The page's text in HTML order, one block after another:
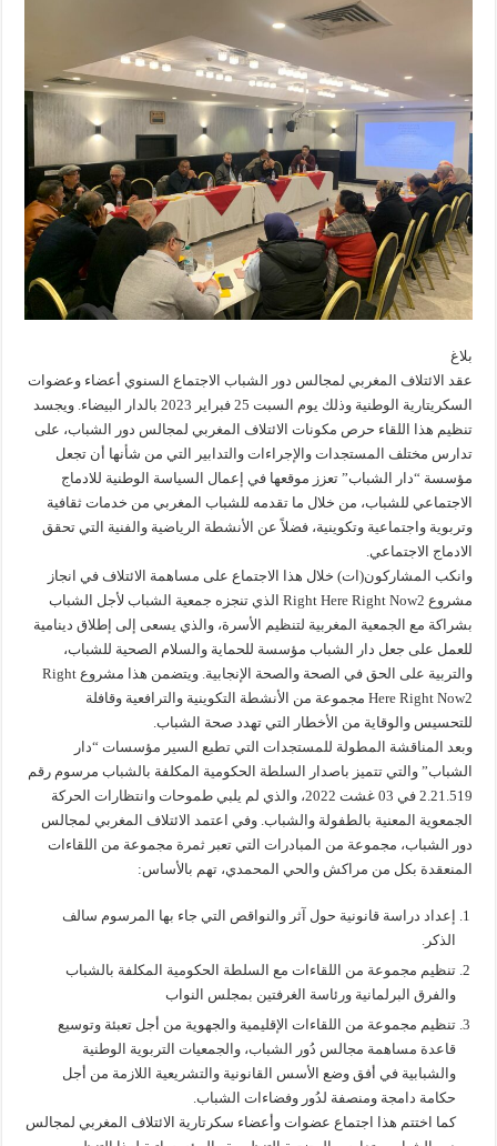
بلاغ
عقد الائتلاف المغربي لمجالس دور الشباب الاجتماع السنوي أعضاء وعضوات
السكريتارية الوطنية وذلك يوم السبت 25 فبراير 2023 بالدار البيضاء. ويجسد
تنظيم هذا اللقاء حرص مكونات الائتلاف المغربي لمجالس دور الشباب، على
تدارس مختلف المستجدات والإجراءات والتدابير التي من شأنها أن تجعل
مؤسسة “دار الشباب” تعزز موقعها في إعمال السياسة الوطنية للادماج
الاجتماعي للشباب، من خلال ما تقدمه للشباب المغربي من خدمات ثقافية
وتربوية واجتماعية وتكوينية، فضلاً عن الأنشطة الرياضية والفنية التي تحقق
الادماج الاجتماعي.
وانكب المشاركون(ات) خلال هذا الاجتماع على مساهمة الائتلاف في انجاز
مشروع Right Here Right Now2 الذي تنجزه جمعية الشباب لأجل الشباب
بشراكة مع الجمعية المغربية لتنظيم الأسرة، والذي يسعى إلى إطلاق دينامية
للعمل على جعل دار الشباب مؤسسة للحماية والسلام الصحية للشباب،
والتربية على الحق في الصحة والصحة الإنجابية. ويتضمن هذا مشروع Right
Here Right Now2 مجموعة من الأنشطة التكوينية والترافعية وقافلة
للتحسيس والوقاية من الأخطار التي تهدد صحة الشباب.
وبعد المناقشة المطولة للمستجدات التي تطبع السير مؤسسات “دار
الشباب” والتي تتميز باصدار السلطة الحكومية المكلفة بالشباب مرسوم رقم
2.21.519 في 03 غشت 2022، والذي لم يلبي طموحات وانتظارات الحركة
الجمعوية المعنية بالطفولة والشباب. وفي اعتمد الائتلاف المغربي لمجالس
دور الشباب، مجموعة من المبادرات التي تعبر ثمرة مجموعة من اللقاءات
المنعقدة بكل من مراكش والحي المحمدي، تهم بالأساس:
إعداد دراسة قانونية حول آثر والنواقص التي جاء بها المرسوم سالف
الذكر.
تنظيم مجموعة من اللقاءات مع السلطة الحكومية المكلفة بالشباب
والفرق البرلمانية ورئاسة الغرفتين بمجلس النواب
تنظيم مجموعة من اللقاءات الإقليمية والجهوية من أجل تعبئة وتوسيع
قاعدة مساهمة مجالس دُور الشباب، والجمعيات التربوية الوطنية
والشبابية في أفق وضع الأسس القانونية والتشريعية اللازمة من أجل
حكامة دامجة ومنصفة لدُور وفضاءات الشباب.
كما اختتم هذا اجتماع عضوات وأعضاء سكرتارية الائتلاف المغربي لمجالس